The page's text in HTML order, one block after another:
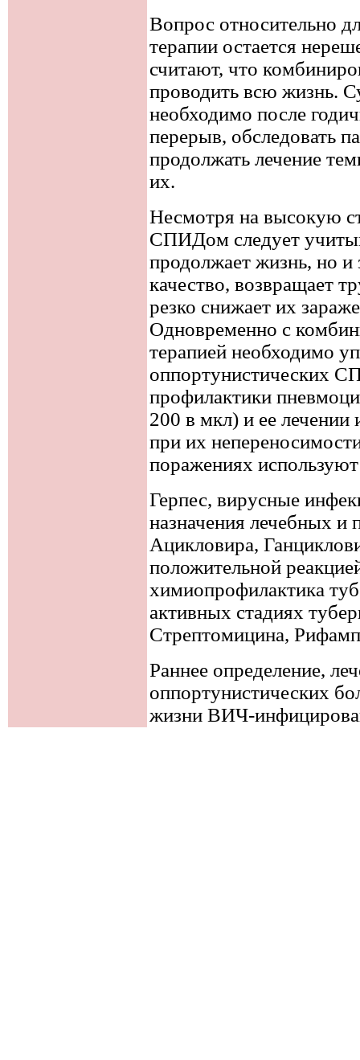
Вопрос относительно
терапии остается
считают, что
проводить всю жизнь.
необходимо после
перерыв, обследовать
продолжать лечение
их.
Несмотря на высокую
СПИДом следует
продолжает жизнь, но и
качество, возвращает
резко снижает их
Одновременно с
терапией необходимо
оппортунистических
профилактики
200 в мкл) и ее лечении
при их
поражениях
Герпес, вирусные
назначения лечебных и
Ацикловира,
положительной
химиопрофилактика
активных стадиях
Стрептомицина,
Раннее определение,
оппортунистических
жизни ВИЧ-